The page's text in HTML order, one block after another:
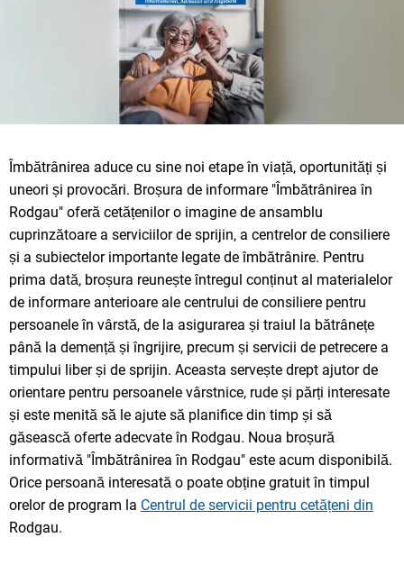
Îmbătrânirea aduce cu sine noi etape în viață, oportunități și
uneori și provocări. Broșura de informare "Îmbătrânirea în
Rodgau" oferă cetățenilor o imagine de ansamblu
cuprinzătoare a serviciilor de sprijin, a centrelor de consiliere
și a subiectelor importante legate de îmbătrânire. Pentru
prima dată, broșura reunește întregul conținut al materialelor
de informare anterioare ale centrului de consiliere pentru
persoanele în vârstă, de la asigurarea și traiul la bătrânețe
până la demență și îngrijire, precum și servicii de petrecere a
timpului liber și de sprijin. Aceasta servește drept ajutor de
orientare pentru persoanele vârstnice, rude și părți interesate
și este menită să le ajute să planifice din timp și să
găsească oferte adecvate în Rodgau. Noua broșură
informativă "Îmbătrânirea în Rodgau" este acum disponibilă.
Orice persoană interesată o poate obține gratuit în timpul
orelor de program la Centrul de servicii pentru cetățeni din
Rodgau.